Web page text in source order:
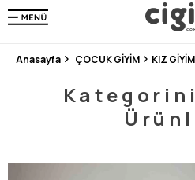
250.000'DEN FAZLA DEĞERLENDİRMEDE 5
3 MİLYONDAN FAZLA MUTLU
Anasayfa ÇOCUK GİYİM KIZ GİYİM